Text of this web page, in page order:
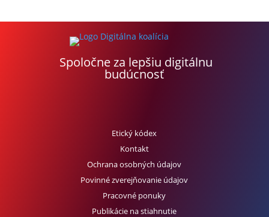
Spoločne za lepšiu digitálnu
budúcnosť
Etický kódex
Kontakt
Ochrana osobných údajov
Povinné zverejňovanie údajov
Pracovné ponuky
Publikácie na stiahnutie